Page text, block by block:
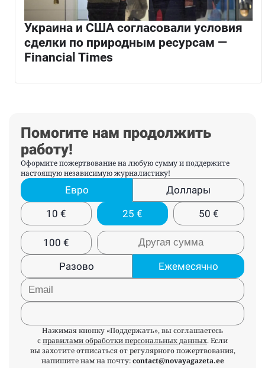
Украина и США согласовали условия
сделки по природным ресурсам —
Financial Times
Помогите нам продолжить
работу!
Оформите пожертвование на любую сумму и поддержите
настоящую независимую журналистику!
Евро
Доллары
10 € 25 € 50 €
100 €
Разово
Ежемесячно
Нажимая кнопку «Поддержать», вы соглашаетесь
справилами обработки персональных данных. Если
вы захотите отписаться от регулярного пожертвования,
напишите нам на почту:contact@novayagazeta.ee